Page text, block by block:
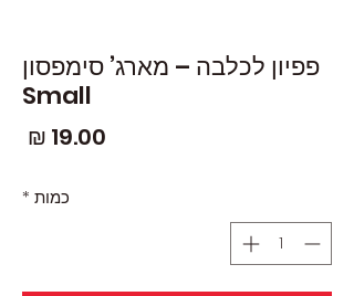
פפיון לכלבה – מארג’ סימפסון
Small
כמות *